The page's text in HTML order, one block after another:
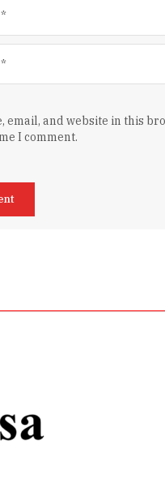
email, and website in this
I comment.